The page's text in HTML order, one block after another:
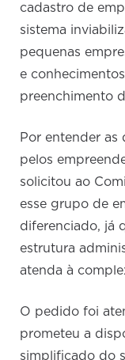
cadastro de
sistema
pequenas
e
preenchimento
Por entender as
pelos
solicitou ao
esse grupo de
diferenciado, já
estrutura
atenda à
O pedido foi
prometeu a
simplificado do